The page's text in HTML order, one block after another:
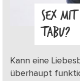
SEX
TABU?
Kann eine
überhaupt